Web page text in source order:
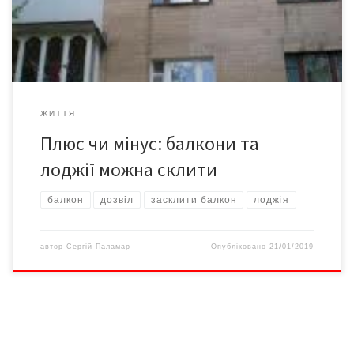
дозволяють проектувати багатоповерхівки із можливістю
засклення балконів, повідомив заступник міністра […]
ЖИТТЯ
Плюс чи мінус: балкони та
лоджії можна склити
балкон дозвіл засклити балкон лоджія
автор Сергій Паламар Опубліковано 21/01/2019